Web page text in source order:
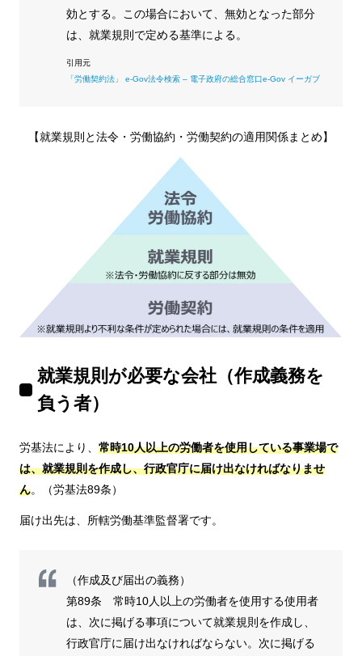
効とする。この場合において、無効となった部分
は、就業規則で定める基準による。
「労働契約法」 e-Gov法令検索 – 電子政府の総合窓口e-Gov イーガブ
【就業規則と法令・労働協約・労働契約の適用関係まとめ】
就業規則が必要な会社（作成義務を
負う者）
労基法により、 常時10人以上の労働者を使用している事業場で
は、就業規則を作成し、行政官庁に届け出なければなりませ
ん。（労基法89条）
届け出先は、所轄労働基準監督署です。
（作成及び届出の義務）
第89条 常時10人以上の労働者を使用する使用者
は、次に掲げる事項について就業規則を作成し、
行政官庁に届け出なければならない。次に掲げる